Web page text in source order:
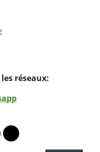
réseaux:
Linkedin
le profil Facebook
vers le profil Twitter
Partager par WhatsApp